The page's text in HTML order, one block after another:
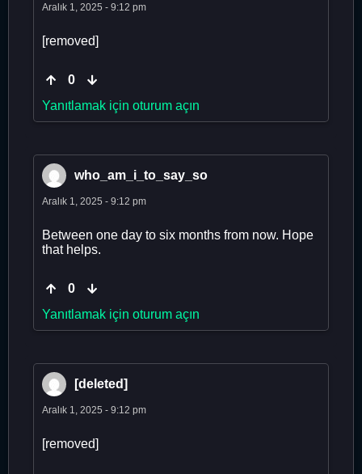
Aralık 1, 2025 - 9:12 pm
[removed]
0
Yanıtlamak için oturum açın
who_am_i_to_say_so
Aralık 1, 2025 - 9:12 pm
Between one day to six months from now. Hope
that helps.
0
Yanıtlamak için oturum açın
[deleted]
Aralık 1, 2025 - 9:12 pm
[removed]